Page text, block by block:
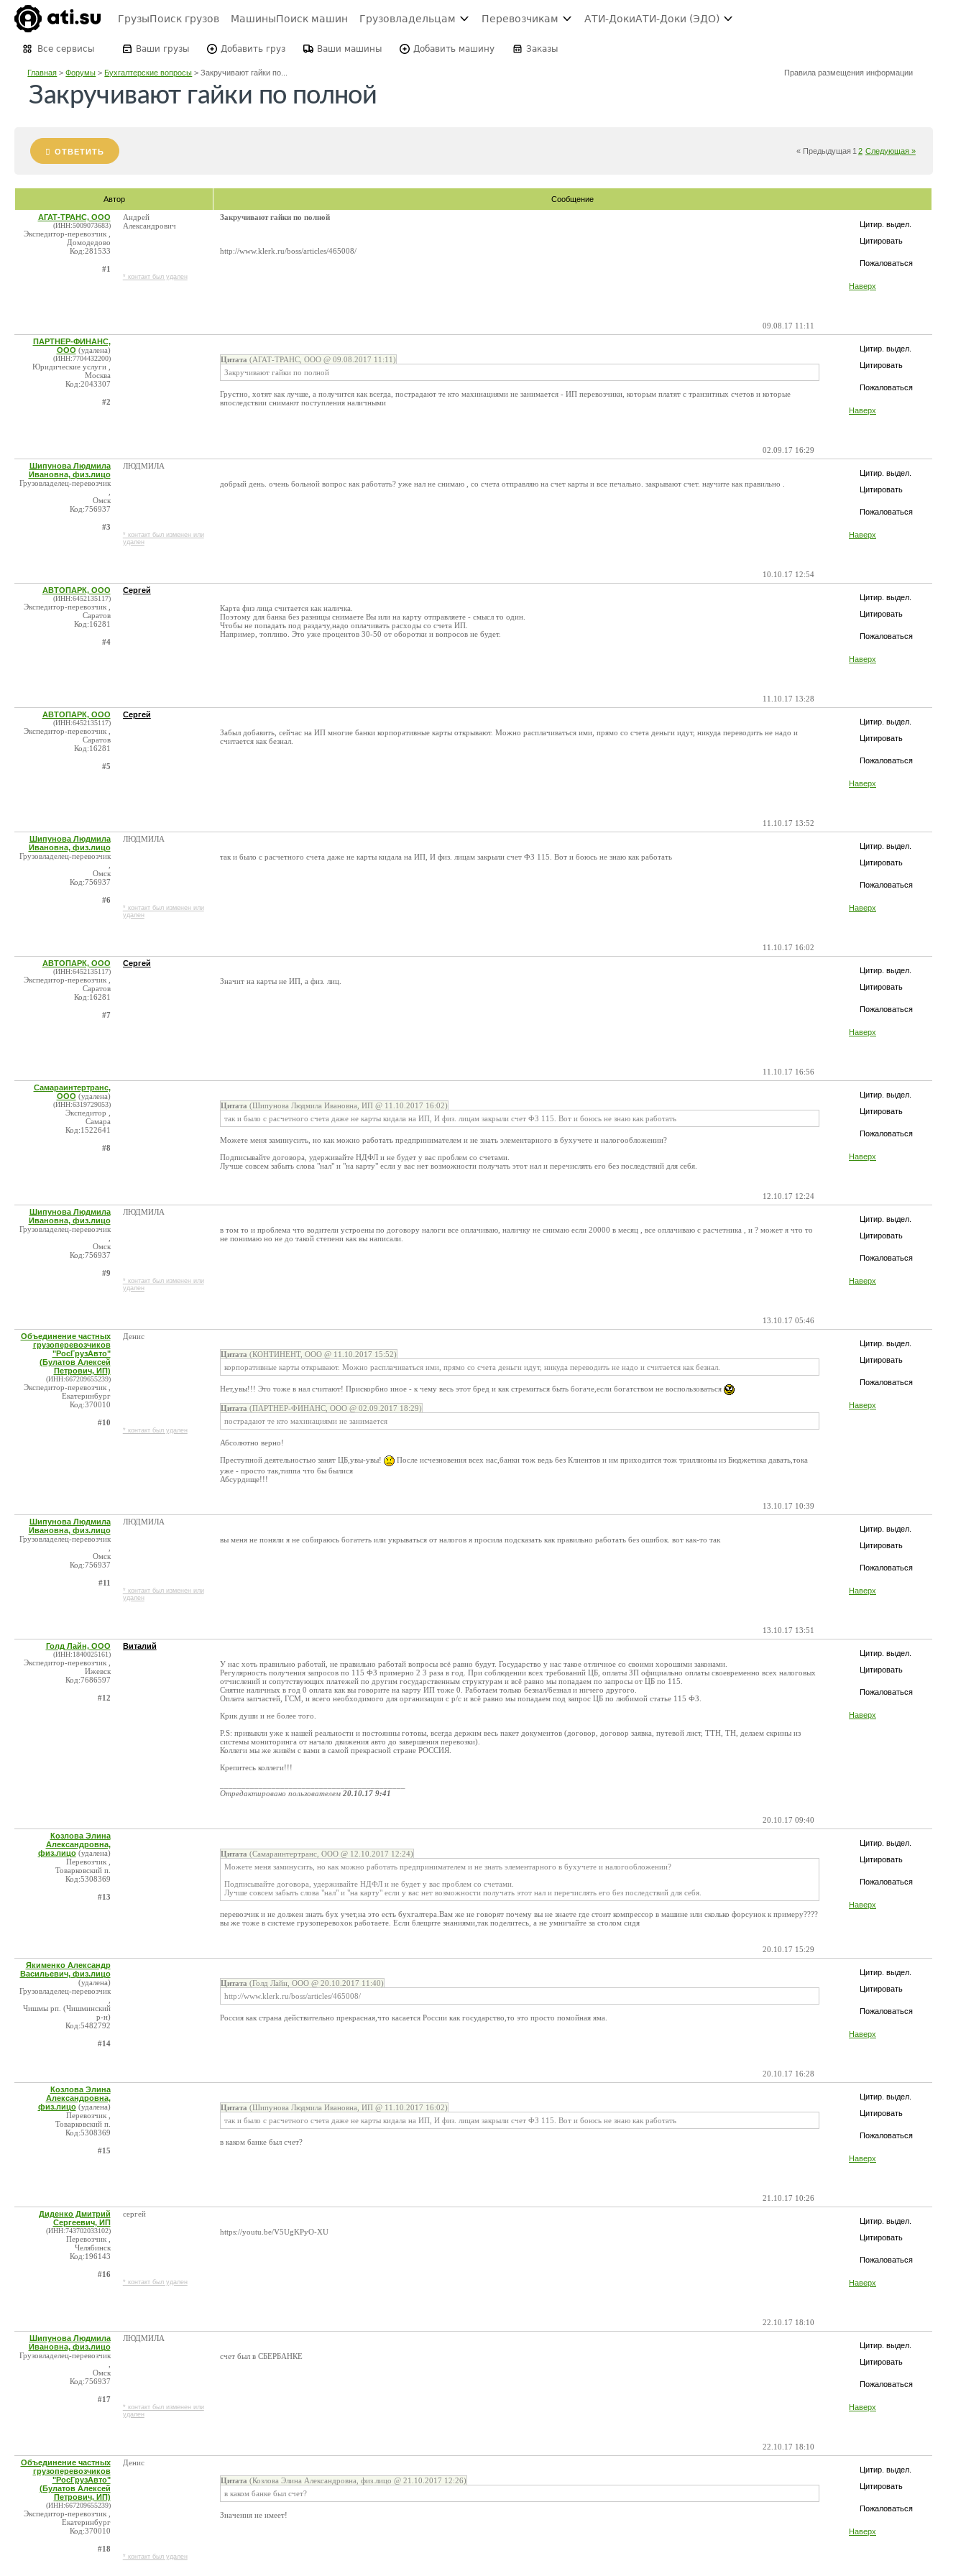
ГрузыПоиск грузов МашиныПоиск машин Грузовладельцам Перевозчикам АТИ-ДокиАТИ-Доки (ЭДО)
Все сервисы Ваши грузы Добавить груз Ваши машины Добавить машину Заказы
Главная >Форумы >Бухгалтерские вопросы >Закручивают гайки по... Правила размещения информации
Закручивают гайки по полной
ОТВЕТИТЬ « Предыдущая 1 2 Следующая »
Автор Сообщение
Цитир. выдел.
Цитировать
Пожаловаться
Наверх
АГАТ-ТРАНС, ООО
(ИНН:5009073683)
Экспедитор-перевозчик ,
Домодедово
Код:281533
#1
Андрей
Александрович
* контакт был удален
Закручивают гайки по полной
http://www.klerk.ru/boss/articles/465008/
09.08.17 11:11
Цитир. выдел.
Цитировать
Пожаловаться
Наверх
ПАРТНЕР-ФИНАНС,
ООО (удалена)
(ИНН:7704432200)
Юридические услуги ,
Москва
Код:2043307
#2
Цитата (АГАТ-ТРАНС, ООО @ 09.08.2017 11:11)
Закручивают гайки по полной
Грустно, хотят как лучше, а получится как всегда, пострадают те кто махинациями не занимается - ИП перевозчики, которым платят с транзитных счетов и которые
впоследствии снимают поступления наличными
02.09.17 16:29
Цитир. выдел.
Цитировать
Пожаловаться
Наверх
Шипунова Людмила
Ивановна, физ.лицо
Грузовладелец-перевозчик
Омск
Код:756937
#3
ЛЮДМИЛА
* контакт был изменен или
удален
добрый день. очень больной вопрос как работать? уже нал не снимаю , со счета отправляю на счет карты и все печально. закрывают счет. научите как правильно .
10.10.17 12:54
Цитир. выдел.
Цитировать
Пожаловаться
Наверх
АВТОПАРК, ООО
(ИНН:6452135117)
Экспедитор-перевозчик ,
Саратов
Код:16281
#4
Сергей
Карта физ лица считается как наличка.
Поэтому для банка без разницы снимаете Вы или на карту отправляете - смысл то один.
Чтобы не попадать под раздачу,надо оплачивать расходы со счета ИП.
Например, топливо. Это уже процентов 30-50 от оборотки и вопросов не будет.
11.10.17 13:28
Цитир. выдел.
Цитировать
Пожаловаться
Наверх
АВТОПАРК, ООО
(ИНН:6452135117)
Экспедитор-перевозчик ,
Саратов
Код:16281
#5
Сергей
Забыл добавить, сейчас на ИП многие банки корпоративные карты открывают. Можно расплачиваться ими, прямо со счета деньги идут, никуда переводить не надо и
считается как безнал.
11.10.17 13:52
Цитир. выдел.
Цитировать
Пожаловаться
Наверх
Шипунова Людмила
Ивановна, физ.лицо
Грузовладелец-перевозчик
Омск
Код:756937
#6
ЛЮДМИЛА
* контакт был изменен или
удален
так и было с расчетного счета даже не карты кидала на ИП, И физ. лицам закрыли счет ФЗ 115. Вот и боюсь не знаю как работать
11.10.17 16:02
Цитир. выдел.
Цитировать
Пожаловаться
Наверх
АВТОПАРК, ООО
(ИНН:6452135117)
Экспедитор-перевозчик ,
Саратов
Код:16281
#7
Сергей
Значит на карты не ИП, а физ. лиц.
11.10.17 16:56
Цитир. выдел.
Цитировать
Пожаловаться
Наверх
Самараинтертранс,
ООО (удалена)
(ИНН:6319729053)
Экспедитор ,
Самара
Код:1522641
#8
Цитата (Шипунова Людмила Ивановна, ИП @ 11.10.2017 16:02)
так и было с расчетного счета даже не карты кидала на ИП, И физ. лицам закрыли счет ФЗ 115. Вот и боюсь не знаю как работать
Можете меня заминусить, но как можно работать предпринимателем и не знать элементарного в бухучете и налогообложении?
Подписывайте договора, удерживайте НДФЛ и не будет у вас проблем со счетами.
Лучше совсем забыть слова "нал" и "на карту" если у вас нет возможности получать этот нал и перечислять его без последствий для себя.
12.10.17 12:24
Цитир. выдел.
Цитировать
Пожаловаться
Наверх
Шипунова Людмила
Ивановна, физ.лицо
Грузовладелец-перевозчик
Омск
Код:756937
#9
ЛЮДМИЛА
* контакт был изменен или
удален
в том то и проблема что водители устроены по договору налоги все оплачиваю, наличку не снимаю если 20000 в месяц , все оплачиваю с расчетника , и ? может я что то
не понимаю но не до такой степени как вы написали.
13.10.17 05:46
Цитир. выдел.
Цитировать
Пожаловаться
Наверх
Объединение частных
грузоперевозчиков
"РосГрузАвто"
(Булатов Алексей
Петрович, ИП)
(ИНН:667209655239)
Экспедитор-перевозчик ,
Екатеринбург
Код:370010
#10
Денис
* контакт был удален
Цитата (КОНТИНЕНТ, ООО @ 11.10.2017 15:52)
корпоративные карты открывают. Можно расплачиваться ими, прямо со счета деньги идут, никуда переводить не надо и считается как безнал.
Нет,увы!!! Это тоже в нал считают! Прискорбно иное - к чему весь этот бред и как стремиться быть богаче,если богатством не воспользоваться
Цитата (ПАРТНЕР-ФИНАНС, ООО @ 02.09.2017 18:29)
пострадают те кто махинациями не занимается
Абсолютно верно!
Преступной деятельностью занят ЦБ,увы-увы!
После исчезновения всех нас,банки тож ведь без Клиентов и им приходится тож триллионы из Бюджетика давать,тока
уже - просто так,типпа что бы былися
Абсурдище!!!
13.10.17 10:39
Цитир. выдел.
Цитировать
Пожаловаться
Наверх
Шипунова Людмила
Ивановна, физ.лицо
Грузовладелец-перевозчик
Омск
Код:756937
#11
ЛЮДМИЛА
* контакт был изменен или
удален
вы меня не поняли я не собираюсь богатеть или укрываться от налогов я просила подсказать как правильно работать без ошибок. вот как-то так
13.10.17 13:51
Цитир. выдел.
Цитировать
Пожаловаться
Наверх
Голд Лайн, ООО
(ИНН:1840025161)
Экспедитор-перевозчик ,
Ижевск
Код:7686597
#12
Виталий
У нас хоть правильно работай, не правильно работай вопросы всё равно будут. Государство у нас такое отличное со своими хорошими законами.
Регулярность получения запросов по 115 ФЗ примерно 2 3 раза в год. При соблюдении всех требований ЦБ, оплаты ЗП официально оплаты своевременно всех налоговых
отчислений и сопутствующих платежей по другим государственным структурам и всё равно мы попадаем по запросы от ЦБ по 115.
Снятие наличных в год 0 оплата как вы говорите на карту ИП тоже 0. Работаем только безнал/безнал и ничего другого.
Оплата запчастей, ГСМ, и всего необходимого для организации с р/с и всё равно мы попадаем под запрос ЦБ по любимой статье 115 ФЗ.
Крик души и не более того.
P.S: привыкли уже к нашей реальности и постоянны готовы, всегда держим весь пакет документов (договор, договор заявка, путевой лист, ТТН, ТН, делаем скрины из
системы мониторинга от начало движения авто до завершения перевозки).
Коллеги мы же живём с вами в самой прекрасной стране РОССИЯ.
Крепитесь коллеги!!!
Отредактировано пользователем 20.10.17 9:41
20.10.17 09:40
Цитир. выдел.
Цитировать
Пожаловаться
Наверх
Козлова Элина
Александровна,
физ.лицо (удалена)
Перевозчик ,
Товарковский п.
Код:5308369
#13
Цитата (Самараинтертранс, ООО @ 12.10.2017 12:24)
Можете меня заминусить, но как можно работать предпринимателем и не знать элементарного в бухучете и налогообложении?
Подписывайте договора, удерживайте НДФЛ и не будет у вас проблем со счетами.
Лучше совсем забыть слова "нал" и "на карту" если у вас нет возможности получать этот нал и перечислять его без последствий для себя.
перевозчик и не должен знать бух учет,на это есть бухгалтера.Вам же не говорят почему вы не знаете где стоит компрессор в машине или сколько форсунок к примеру????
вы же тоже в системе грузоперевохок работаете. Если блещите знаниями,так поделитесь, а не умничайте за столом сидя
20.10.17 15:29
Цитир. выдел.
Цитировать
Пожаловаться
Наверх
Якименко Александр
Васильевич, физ.лицо
(удалена)
Грузовладелец-перевозчик
Чишмы рп. (Чишминский
р-н)
Код:5482792
#14
Цитата (Голд Лайн, ООО @ 20.10.2017 11:40)
http://www.klerk.ru/boss/articles/465008/
Россия как страна действительно прекрасная,что касается России как государство,то это просто помойная яма.
20.10.17 16:28
Цитир. выдел.
Цитировать
Пожаловаться
Наверх
Козлова Элина
Александровна,
физ.лицо (удалена)
Перевозчик ,
Товарковский п.
Код:5308369
#15
Цитата (Шипунова Людмила Ивановна, ИП @ 11.10.2017 16:02)
так и было с расчетного счета даже не карты кидала на ИП, И физ. лицам закрыли счет ФЗ 115. Вот и боюсь не знаю как работать
в каком банке был счет?
21.10.17 10:26
Цитир. выдел.
Цитировать
Пожаловаться
Наверх
Диденко Дмитрий
Сергеевич, ИП
(ИНН:743702033102)
Перевозчик ,
Челябинск
Код:196143
#16
сергей
* контакт был удален
https://youtu.be/V5UgKPyO-XU
22.10.17 18:10
Цитир. выдел.
Цитировать
Пожаловаться
Наверх
Шипунова Людмила
Ивановна, физ.лицо
Грузовладелец-перевозчик
Омск
Код:756937
#17
ЛЮДМИЛА
* контакт был изменен или
удален
счет был в СБЕРБАНКЕ
22.10.17 18:10
Цитир. выдел.
Цитировать
Пожаловаться
Наверх
Объединение частных
грузоперевозчиков
"РосГрузАвто"
(Булатов Алексей
Петрович, ИП)
(ИНН:667209655239)
Экспедитор-перевозчик ,
Екатеринбург
Код:370010
#18
Денис
* контакт был удален
Цитата (Козлова Элина Александровна, физ.лицо @ 21.10.2017 12:26)
в каком банке был счет?
Значения не имеет!